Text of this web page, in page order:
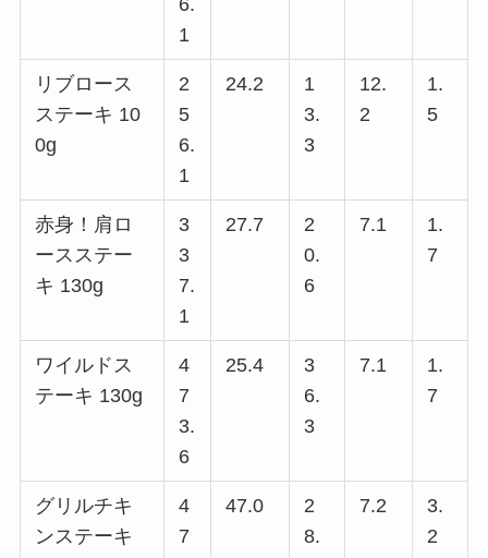
6.
1
リブロース
ステーキ 10
0g
2
5
6.
1
24.2
1
3.
3
12.
2
1.
5
赤身！肩ロ
ースステー
キ 130g
3
3
7.
1
27.7
2
0.
6
7.1
1.
7
ワイルドス
テーキ 130g
4
7
3.
6
25.4
3
6.
3
7.1
1.
7
グリルチキ
ンステーキ
4
7
47.0
2
8.
7.2
3.
2